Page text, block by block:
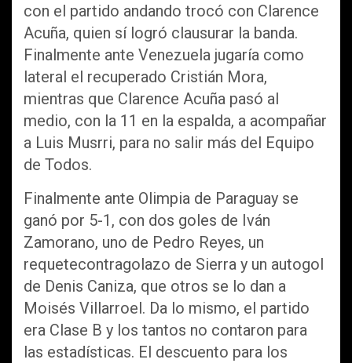
con el partido andando trocó con Clarence
Acuña, quien sí logró clausurar la banda.
Finalmente ante Venezuela jugaría como
lateral el recuperado Cristián Mora,
mientras que Clarence Acuña pasó al
medio, con la 11 en la espalda, a acompañar
a Luis Musrri, para no salir más del Equipo
de Todos.
Finalmente ante Olimpia de Paraguay se
ganó por 5-1, con dos goles de Iván
Zamorano, uno de Pedro Reyes, un
requetecontragolazo de Sierra y un autogol
de Denis Caniza, que otros se lo dan a
Moisés Villarroel. Da lo mismo, el partido
era Clase B y los tantos no contaron para
las estadísticas. El descuento para los